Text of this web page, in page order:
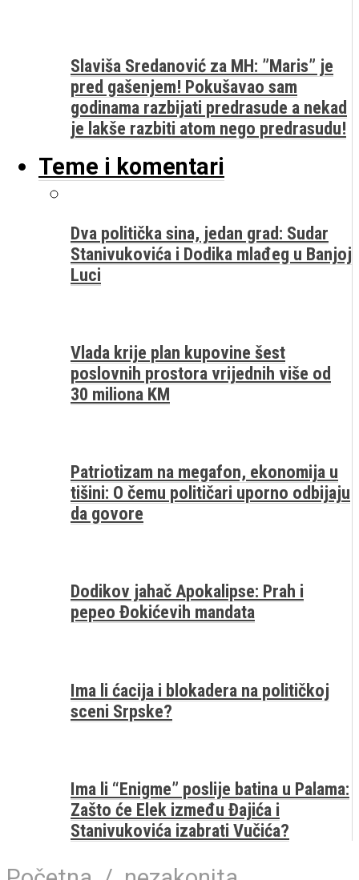
Slaviša Sredanović za MH: ”Maris” je
pred gašenjem! Pokušavao sam
godinama razbijati predrasude a nekad
je lakše razbiti atom nego predrasudu!
Teme i komentari
Dva politička sina, jedan grad: Sudar
Stanivukovića i Dodika mlađeg u Banjoj
Luci
Vlada krije plan kupovine šest
poslovnih prostora vrijednih više od
30 miliona KM
Patriotizam na megafon, ekonomija u
tišini: O čemu političari uporno odbijaju
da govore
Dodikov jahač Apokalipse: Prah i
pepeo Đokićevih mandata
Ima li ćacija i blokadera na političkoj
sceni Srpske?
Ima li “Enigme” poslije batina u Palama:
Zašto će Elek između Đajića i
Stanivukovića izabrati Vučića?